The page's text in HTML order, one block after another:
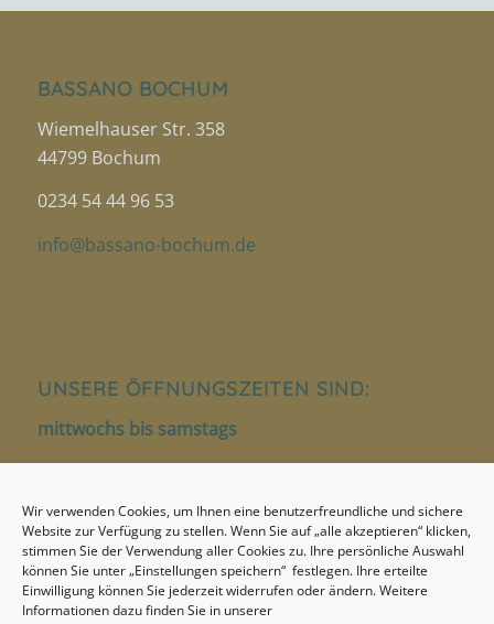
Wir verwenden Cookies, um Ihnen eine benutzerfreundliche und sichere
Website zur Verfügung zu stellen. Wenn Sie auf „alle akzeptieren“ klicken,
stimmen Sie der Verwendung aller Cookies zu. Ihre persönliche Auswahl
können Sie unter „Einstellungen speichern“ festlegen. Ihre erteilte
Einwilligung können Sie jederzeit widerrufen oder ändern. Weitere
Informationen dazu finden Sie in unserer
BASSANO BOCHUM
Wiemelhauser Str. 358
44799 Bochum
0234 54 44 96 53
info@bassano-bochum.de
UNSERE ÖFFNUNGSZEITEN SIND:
mittwochs bis samstags
18.00 – 22.00 Uhr
sonntags
17.00 – 22.00 Uhr